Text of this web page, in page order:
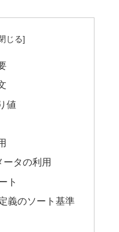
値
タの利用
ト
義のソート基準